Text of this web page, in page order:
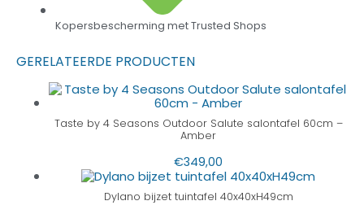
Kopersbescherming met Trusted Shops
GERELATEERDE PRODUCTEN
Taste by 4 Seasons Outdoor Salute salontafel 60cm –
Amber
€349,00
Dylano bijzet tuintafel 40x40xH49cm